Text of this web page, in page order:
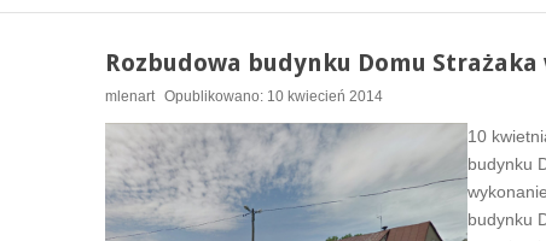
Rozbudowa budynku Domu Strażaka
mlenart Opublikowano: 10 kwiecień 2014
10
budynku
budynku